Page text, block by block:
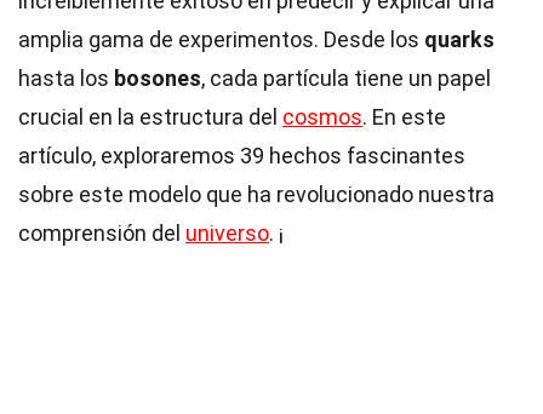
amplia gama de experimentos. Desde los quarks
hasta los bosones, cada partícula tiene un papel
crucial en la estructura del cosmos. En este
artículo, exploraremos 39 hechos fascinantes
sobre este modelo que ha revolucionado nuestra
comprensión del universo. ¡